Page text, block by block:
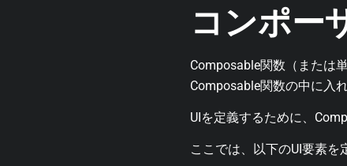
コンポー
Composable関数（または
Composable関数の中に入
UIを定義するために、
ここでは、以下のUI要素を